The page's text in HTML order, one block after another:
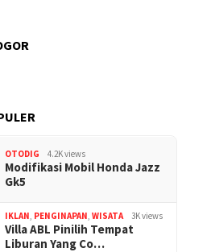
OTODIG 4.2K views
Modifikasi Mobil Honda Jazz
Gk5
IKLAN, PENGINAPAN,WISATA 3K views
Villa ABL Pinilih Tempat
Liburan Yang Co…